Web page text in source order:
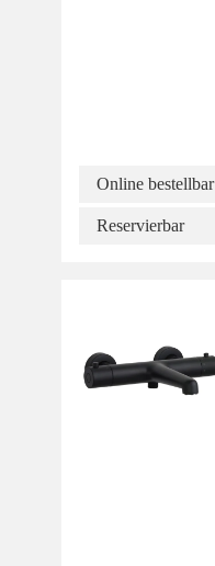
Online bestellbar
Reservierbar